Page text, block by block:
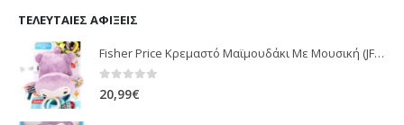
ΤΕΛΕΥΤΑΊΕΣ ΑΦΊΞΕΙΣ
Fisher Price Κρεμαστό Μαϊμουδάκι Με Μουσική (JFF02)
0 out of 5
20,99€